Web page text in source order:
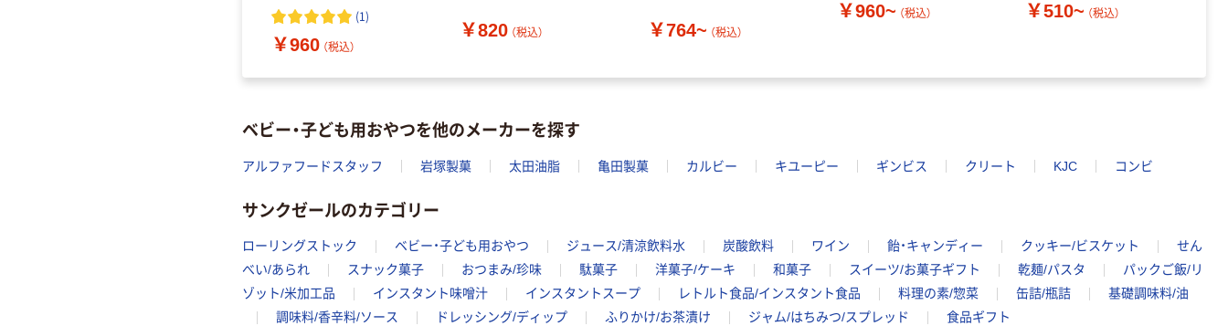
(1)
￥960 （税込）
ベビーおやつ
￥820 （税込） ￥764~ （税込）
￥960~ （税込） ￥510~ （税込）
ベビー・子ども用おやつを他のメーカーを探す
アルファフードスタッフ 岩塚製菓 太田油脂 亀田製菓 カルビー キユーピー ギンビス クリート KJC コンビ
サンクゼールのカテゴリー
ローリングストック ベビー・子ども用おやつ ジュース/清涼飲料水 炭酸飲料 ワイン 飴・キャンディー クッキー/ビスケット
せん
べい/あられ
スナック菓子 おつまみ/珍味 駄菓子 洋菓子/ケーキ 和菓子 スイーツ/お菓子ギフト 乾麺/パスタ
パックご飯/リ
ゾット/米加工品
インスタント味噌汁 インスタントスープ レトルト食品/インスタント食品 料理の素/惣菜 缶詰/瓶詰
基礎調味料/油
調味料/香辛料/ソース
ドレッシング/ディップ ふりかけ/お茶漬け ジャム/はちみつ/スプレッド 食品ギフト